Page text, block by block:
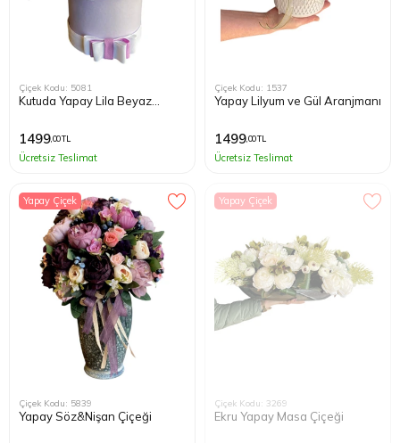
Çiçek Kodu: 5081
Kutuda Yapay Lila Beyaz
1499,00 TL
Ücretsiz Teslimat
Çiçek Kodu: 1537
Yapay Lilyum ve Gül Aranjmanı
1499,00 TL
Ücretsiz Teslimat
Yapay Çiçek
Çiçek Kodu: 5839
Yapay Söz&Nişan Çiçeği
Yapay Çiçek
Çiçek Kodu: 3269
Ekru Yapay Masa Çiçeği